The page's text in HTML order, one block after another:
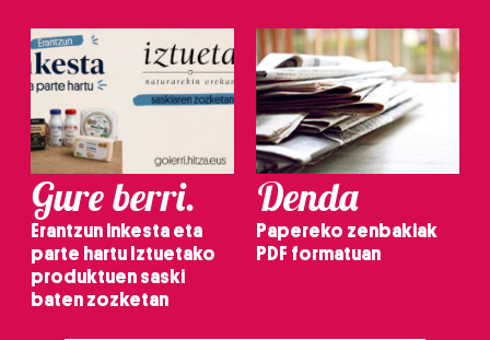
Gure berri.
Erantzun inkesta eta
parte hartu Iztuetako
produktuen saski
baten zozketan
Denda
Papereko zenbakiak
PDF formatuan